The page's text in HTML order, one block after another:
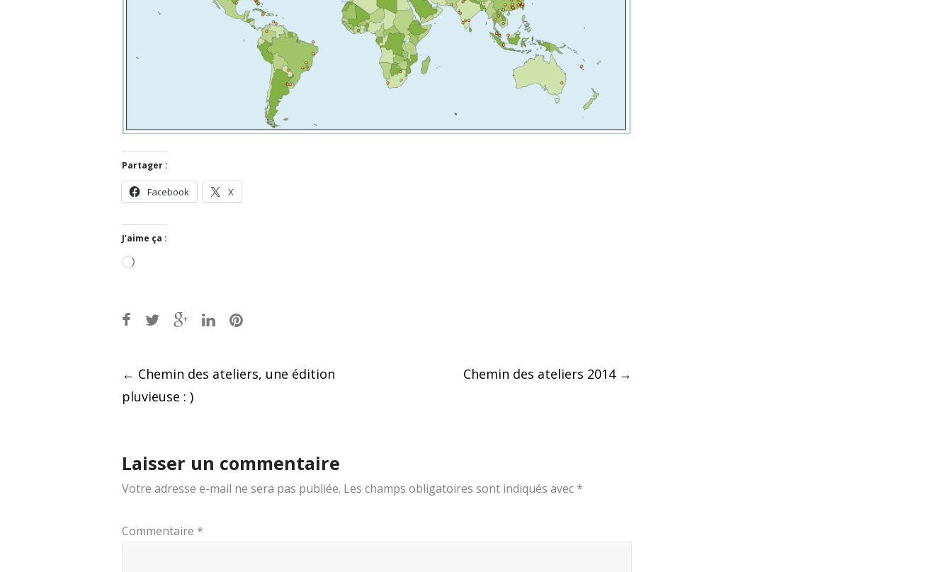
Partager :
Facebook X
J’aime ça :
Chargement…
Post
navigation
← Chemin des ateliers, une édition
pluvieuse : )
Chemin des ateliers 2014 →
Laisser un commentaire
Votre adresse e-mail ne sera pas publiée. Les champs obligatoires sont indiqués avec *
Commentaire *